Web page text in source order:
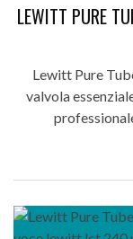
LEWITT PURE
Lewitt Pure
valvola